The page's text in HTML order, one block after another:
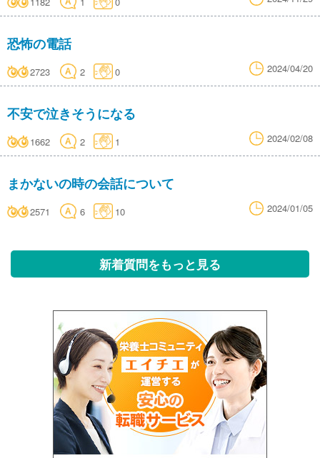
恐怖の電話
2723 2 0 2024/04/20
不安で泣きそうになる
1662 2 1 2024/02/08
まかないの時の会話について
2571 6 10 2024/01/05
新着質問をもっと見る